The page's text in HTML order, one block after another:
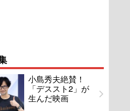
小島秀夫絶賛！
「デススト2」が
生んだ映画